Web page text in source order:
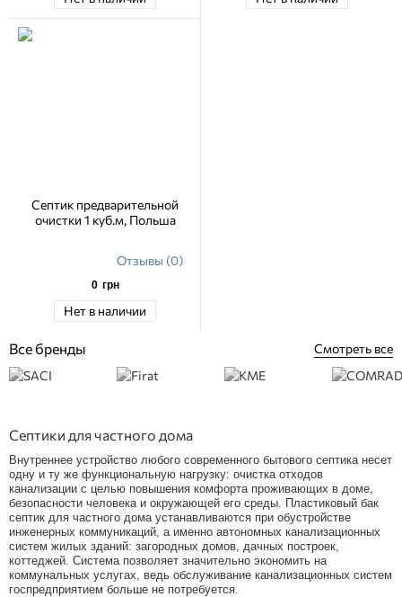
Септик предварительной
очистки 1 куб.м, Польша
Отзывы (0)
0 грн
Нет в наличии
Все бренды Смотреть все
Септики для частного дома
Внутреннее устройство любого современного бытового септика несет
одну и ту же функциональную нагрузку: очистка отходов
канализации с целью повышения комфорта проживающих в доме,
безопасности человека и окружающей его среды. Пластиковый бак
септик для частного дома устанавливаются при обустройстве
инженерных коммуникаций, а именно автономных канализационных
систем жилых зданий: загородных домов, дачных построек,
коттеджей. Система позволяет значительно экономить на
коммунальных услугах, ведь обслуживание канализационных систем
госпредприятием больше не потребуется.